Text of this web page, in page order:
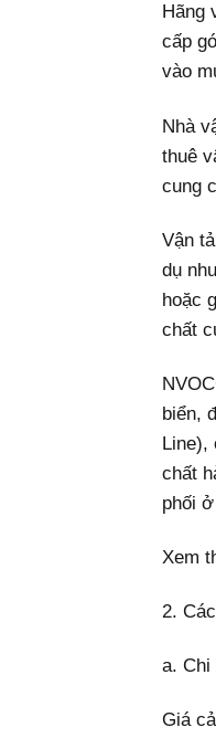
Hãng
cấp
vào
Nhà
thuê
cung
Vận
dụ
hoặc
chất
biển,
Line),
chất
phối
Xem
2.
a.
Giá